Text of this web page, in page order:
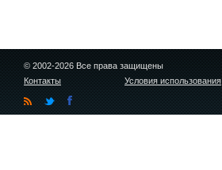
© 2002-2026 Все права защищены
Контакты
Условия использования